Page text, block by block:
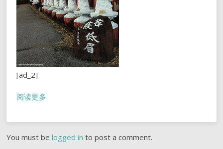
[ad_2]
阅读更多
You must belogged in to post a comment.